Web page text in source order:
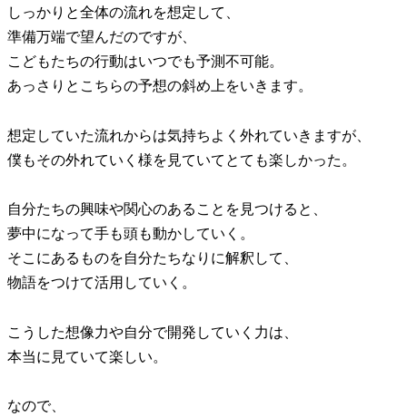
しっかりと全体の流れを想定して、
準備万端で望んだのですが、
こどもたちの行動はいつでも予測不可能。
あっさりとこちらの予想の斜め上をいきます。
想定していた流れからは気持ちよく外れていきますが、
僕もその外れていく様を見ていてとても楽しかった。
自分たちの興味や関心のあることを見つけると、
夢中になって手も頭も動かしていく。
そこにあるものを自分たちなりに解釈して、
物語をつけて活用していく。
こうした想像力や自分で開発していく力は、
本当に見ていて楽しい。
なので、